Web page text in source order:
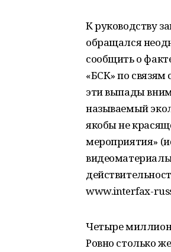
К руководству
обращался
сообщить о
«БСК» по
эти выпады
называемый
якобы не
мероприятия»
www.interfax-
Четыре
Ровно столько